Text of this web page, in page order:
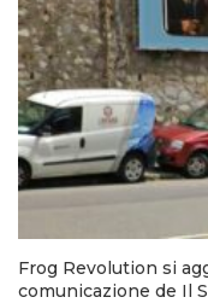
Frog Revolution si
comunicazione de Il